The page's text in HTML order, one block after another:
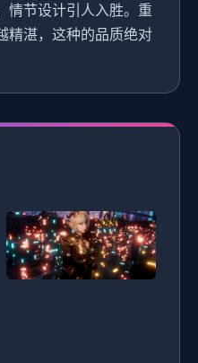
情节设计引人入胜。重
精湛，这种的品质绝对